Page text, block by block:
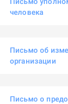
человека
Письмо об
организации
Письмо о